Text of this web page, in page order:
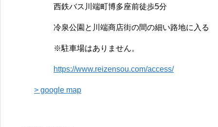
西鉄バス川端町博多座前徒歩5分
冷泉公園と川端商店街の間の細い路地に入る
※駐車場はありません。
https://www.reizensou.com/access/
> google map